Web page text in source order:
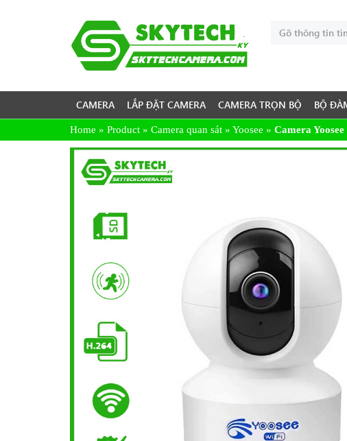
CAMERA LẮP ĐẶT CAMERA CAMERA TRỌN BỘ BỘ
Home » Product » Camera quan sát » Yoosee » Camera